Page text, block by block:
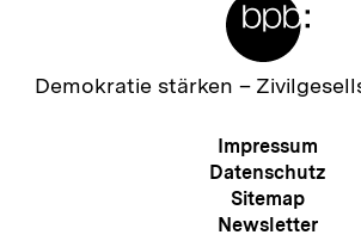
Zur
Demokratie stärken –
Meta-
Impressum
Datenschutz
Sitemap
Newsletter